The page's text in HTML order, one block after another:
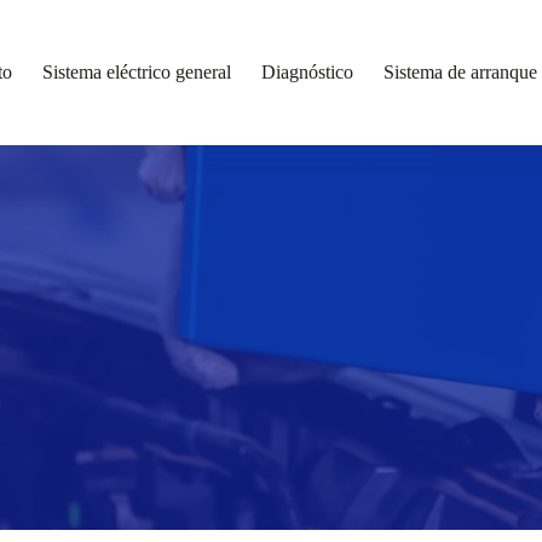
Sistema eléctrico general Diagnóstico Sistema de arranque